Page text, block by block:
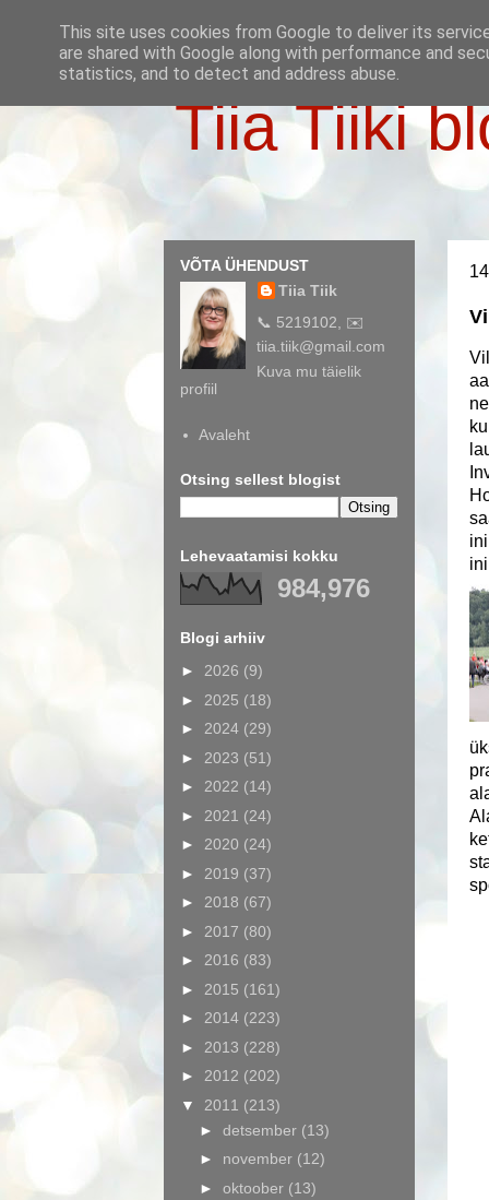
Tiia Tiiki
VÕTA ÜHENDUST
Tiia Tiik
📞 5219102, ✉️
tiia.tiik@gmail.com
Kuva mu täielik
profiil
Avaleht
Otsing sellest blogist
Lehevaatamisi kokku
984,976
Blogi arhiiv
► 2026 (9)
► 2025 (18)
► 2024 (29)
► 2023 (51)
► 2022 (14)
► 2021 (24)
► 2020 (24)
► 2019 (37)
► 2018 (67)
► 2017 (80)
► 2016 (83)
► 2015 (161)
► 2014 (223)
► 2013 (228)
► 2012 (202)
▼ 2011 (213)
► detsember (13)
► november (12)
► oktoober (13)
This site uses cookies from Google to deliver its
are shared with Google along with performance and
statistics, and to detect and address abuse.